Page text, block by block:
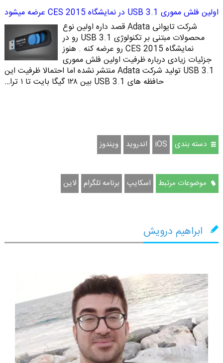
اولین فلش مموری USB 3.1 در نمایشگاه CES 2015 عرضه میشود
شرکت تایوانی Adata قصد داره اولین نوع
محصولات مبتنی بر تکنولوژی USB 3.1 رو در
نمایشگاه CES 2015 رو عرضه کنه . هنوز
جزئیات زیادی درباره ظرفیت اولین فلش مموری
USB 3.1 تولید شرکت Adata منتشر نشده اما احتمالا ظرفیت این
حافظه های USB 3.1 بین ۱۲۸ گیگا بایت تا ۱ ترا…
دسته بندی iOS اندروید ویندوز
موضوعات مرتبط اسکایپ برنامه تلگرام لاین
ابراهیم درویش